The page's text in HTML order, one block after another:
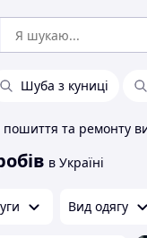
Шуба з куниці
в Україні
Вид одягу